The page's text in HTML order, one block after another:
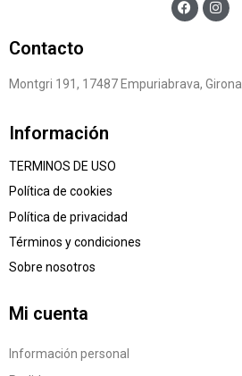
Contacto
Montgri 191, 17487 Empuriabrava, Girona
Información
TERMINOS DE USO
Política de cookies
Política de privacidad
Términos y condiciones
Sobre nosotros
Mi cuenta
Información personal